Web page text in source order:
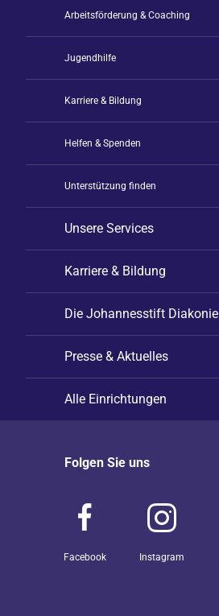
Arbeitsförderung & Coaching
Jugendhilfe
Karriere & Bildung
Helfen & Spenden
Unterstützung finden
Unsere Services
Karriere & Bildung
Die Johannesstift Diakonie
Presse & Aktuelles
Alle Einrichtungen
Folgen Sie uns
Facebook Instagram